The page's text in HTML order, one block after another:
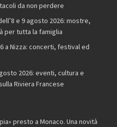
da non perdere
e 9 agosto 2026: mostre,
per tutta la famiglia
a Nizza: concerti, festival ed
2026: eventi, cultura e
Riviera Francese
presto a Monaco. Una novità